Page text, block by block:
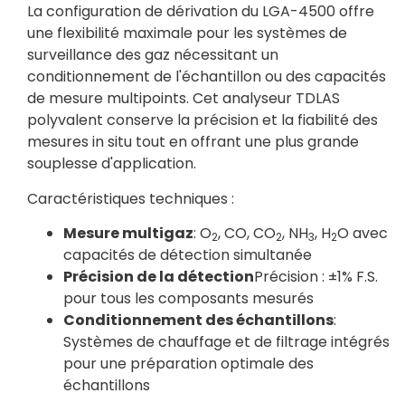
La configuration de dérivation du LGA-4500 offre
une flexibilité maximale pour les systèmes de
surveillance des gaz nécessitant un
conditionnement de l'échantillon ou des capacités
de mesure multipoints. Cet analyseur TDLAS
polyvalent conserve la précision et la fiabilité des
mesures in situ tout en offrant une plus grande
souplesse d'application.
Caractéristiques techniques :
Mesure multigaz: O2, CO, CO2, NH3, H2O avec
capacités de détection simultanée
Précision de la détectionPrécision : ±1% F.S.
pour tous les composants mesurés
Conditionnement des échantillons:
Systèmes de chauffage et de filtrage intégrés
pour une préparation optimale des
échantillons